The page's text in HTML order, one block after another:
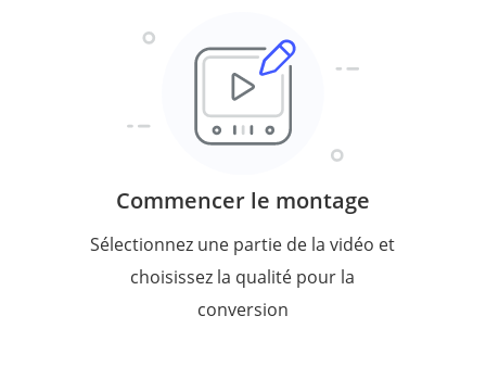
Commencer le montage
Sélectionnez une partie de la vidéo et
choisissez la qualité pour la
conversion